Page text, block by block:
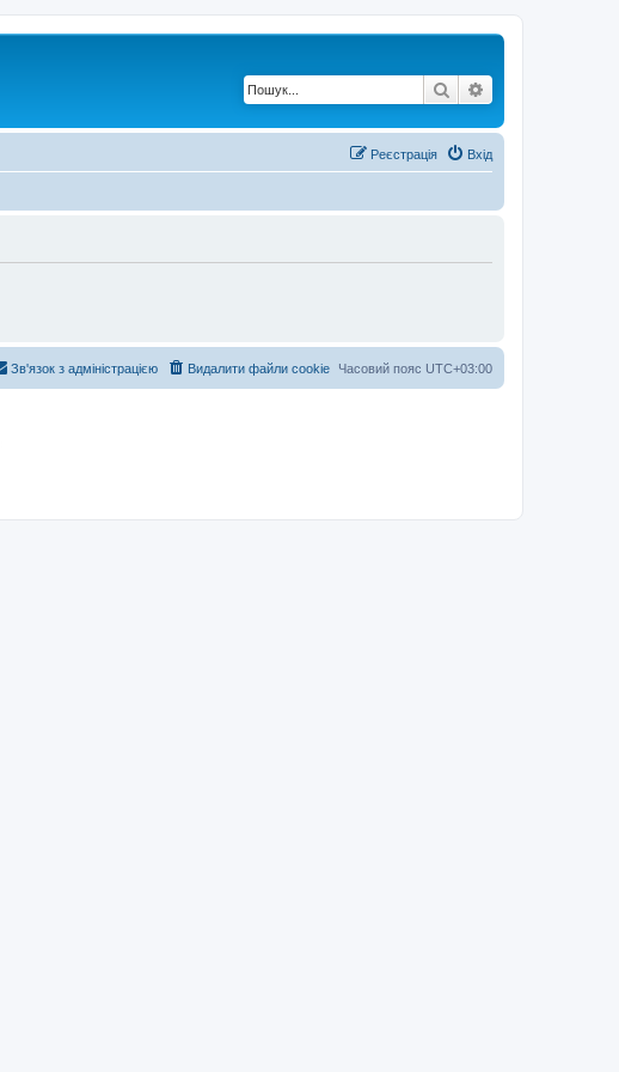
Пошук
Вхід
Реєстрація
Часовий пояс UTC+03:00
Видалити файли cookie
Зв'язок з адміністрацією